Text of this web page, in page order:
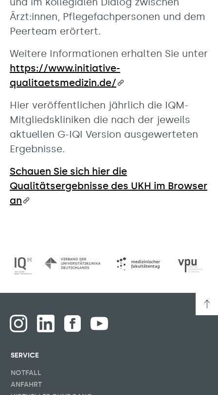
Ärzt:innen, Pflegefachpersonen und dem
Peerteam erörtert.
Weitere Informationen erhalten Sie unter
https://www.initiative-
qualitaetsmedizin.de/
Hier veröffentlichen jährlich die IQM-
Mitgliedskliniken die nach der jeweils
aktuellen G-IQI Version ausgewerteten
Ergebnisse.
Schauen Sie sich hier die
Qualitätsergebnisse des UKH im Browser
an
SERVICE
NOTFALL
ANFAHRT